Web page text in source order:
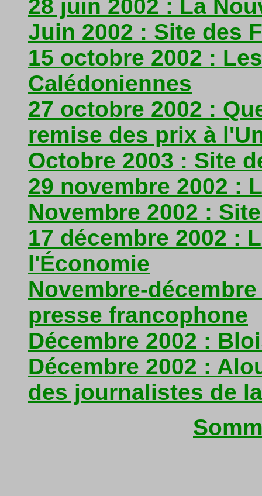
28 juin 2002 : La
Juin 2002 : Site des
15 octobre 2002 :
Calédoniennes
27 octobre 2002 :
remise des prix à
Octobre 2003 : Site
29 novembre 2002 :
Novembre 2002 :
17 décembre 2002 :
l'Économie
Novembre-
presse francophone
Décembre 2002 :
Décembre 2002 :
des journalistes de